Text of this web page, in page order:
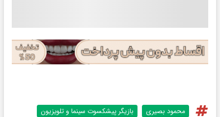
محمود بصیری بازیگر پیشکسوت سینما و تلویزیون